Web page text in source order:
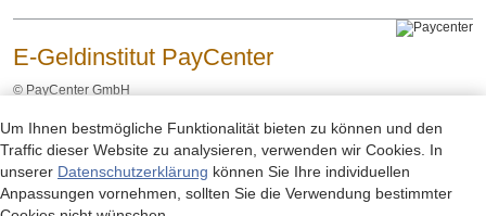
E-Geldinstitut PayCenter
© PayCenter GmbH
Impressum - Datenschutzerklärung - Rechtliche Hinweise
Um Ihnen bestmögliche Funktionalität bieten zu können und den
Traffic dieser Website zu analysieren, verwenden wir Cookies. In
unserer Datenschutzerklärung können Sie Ihre individuellen
Anpassungen vornehmen, sollten Sie die Verwendung bestimmter